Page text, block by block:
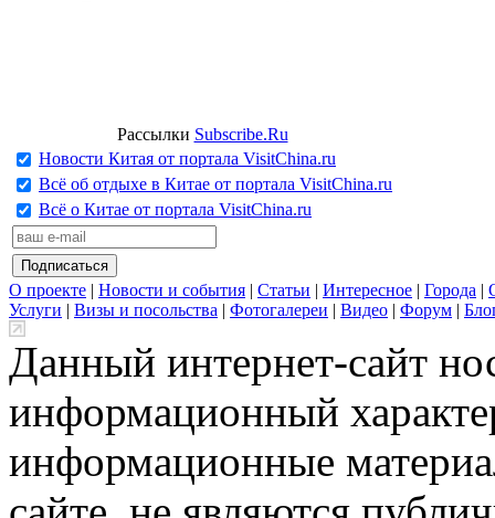
Рассылки Subscribe.Ru
Новости Китая от портала VisitChina.ru
Всё об отдыхе в Китае от портала VisitChina.ru
Всё о Китае от портала VisitChina.ru
О проекте | Новости и события | Статьи | Интересное | Города |
Услуги | Визы и посольства | Фотогалереи | Видео | Форум |
Данный интернет-сайт
информационный
информационные